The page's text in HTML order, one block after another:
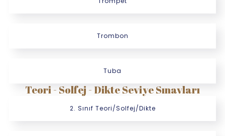
Trombon
Tuba
Teori - Solfej - Dikte Seviye Sınavları
2. Sınıf Teori/Solfej/Dikte